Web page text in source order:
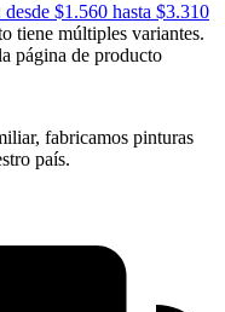
$1.560 hasta $3.310
tiene múltiples variantes.
página de producto
fabricamos pinturas
país.